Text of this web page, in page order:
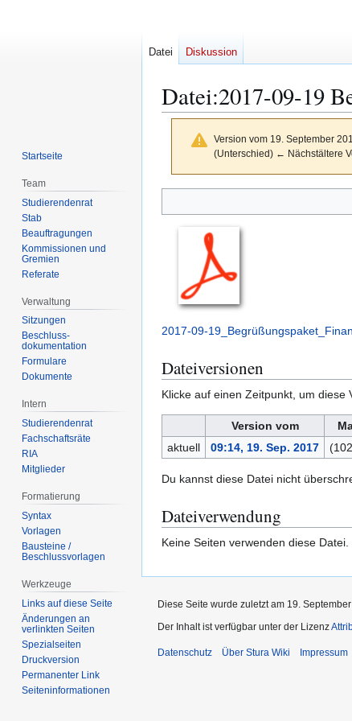
Datei:2017-09-19
Version vom 19. September
(Unterschied) ← Nächstältere
Navigation
springen
Suche
springen
2017-09-
Dateiversionen
Klicke auf einen Zeitpunkt, um diese
Version vom
aktuell
09:14, 19. Sep. 2017
Du kannst diese Datei nicht
Dateiverwendung
Keine Seiten verwenden diese Datei.
Datei Diskussion
Startseite
Team
Studierendenrat
Stab
Beauftragungen
Kommissionen und
Gremien
Referate
Verwaltung
Sitzungen
Beschluss-
dokumentation
Formulare
Dokumente
Intern
Studierendenrat
Fachschaftsräte
RIA
Mitglieder
Formatierung
Syntax
Vorlagen
Bausteine /
Beschlussvorlagen
Werkzeuge
Links auf diese Seite
Änderungen an
verlinkten Seiten
Spezialseiten
Druckversion
Permanenter Link
Seiten­­informationen
Diese Seite wurde zuletzt am 19.
Der Inhalt ist verfügbar unter der Lizenz
Datenschutz Über Stura Wiki Impressum